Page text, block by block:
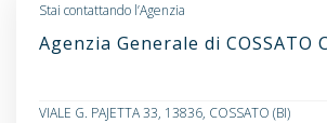
Stai contattando l’Agenzia
Agenzia Generale di COSSATO
VIALE G. PAJETTA 33, 13836, COSSATO (BI)